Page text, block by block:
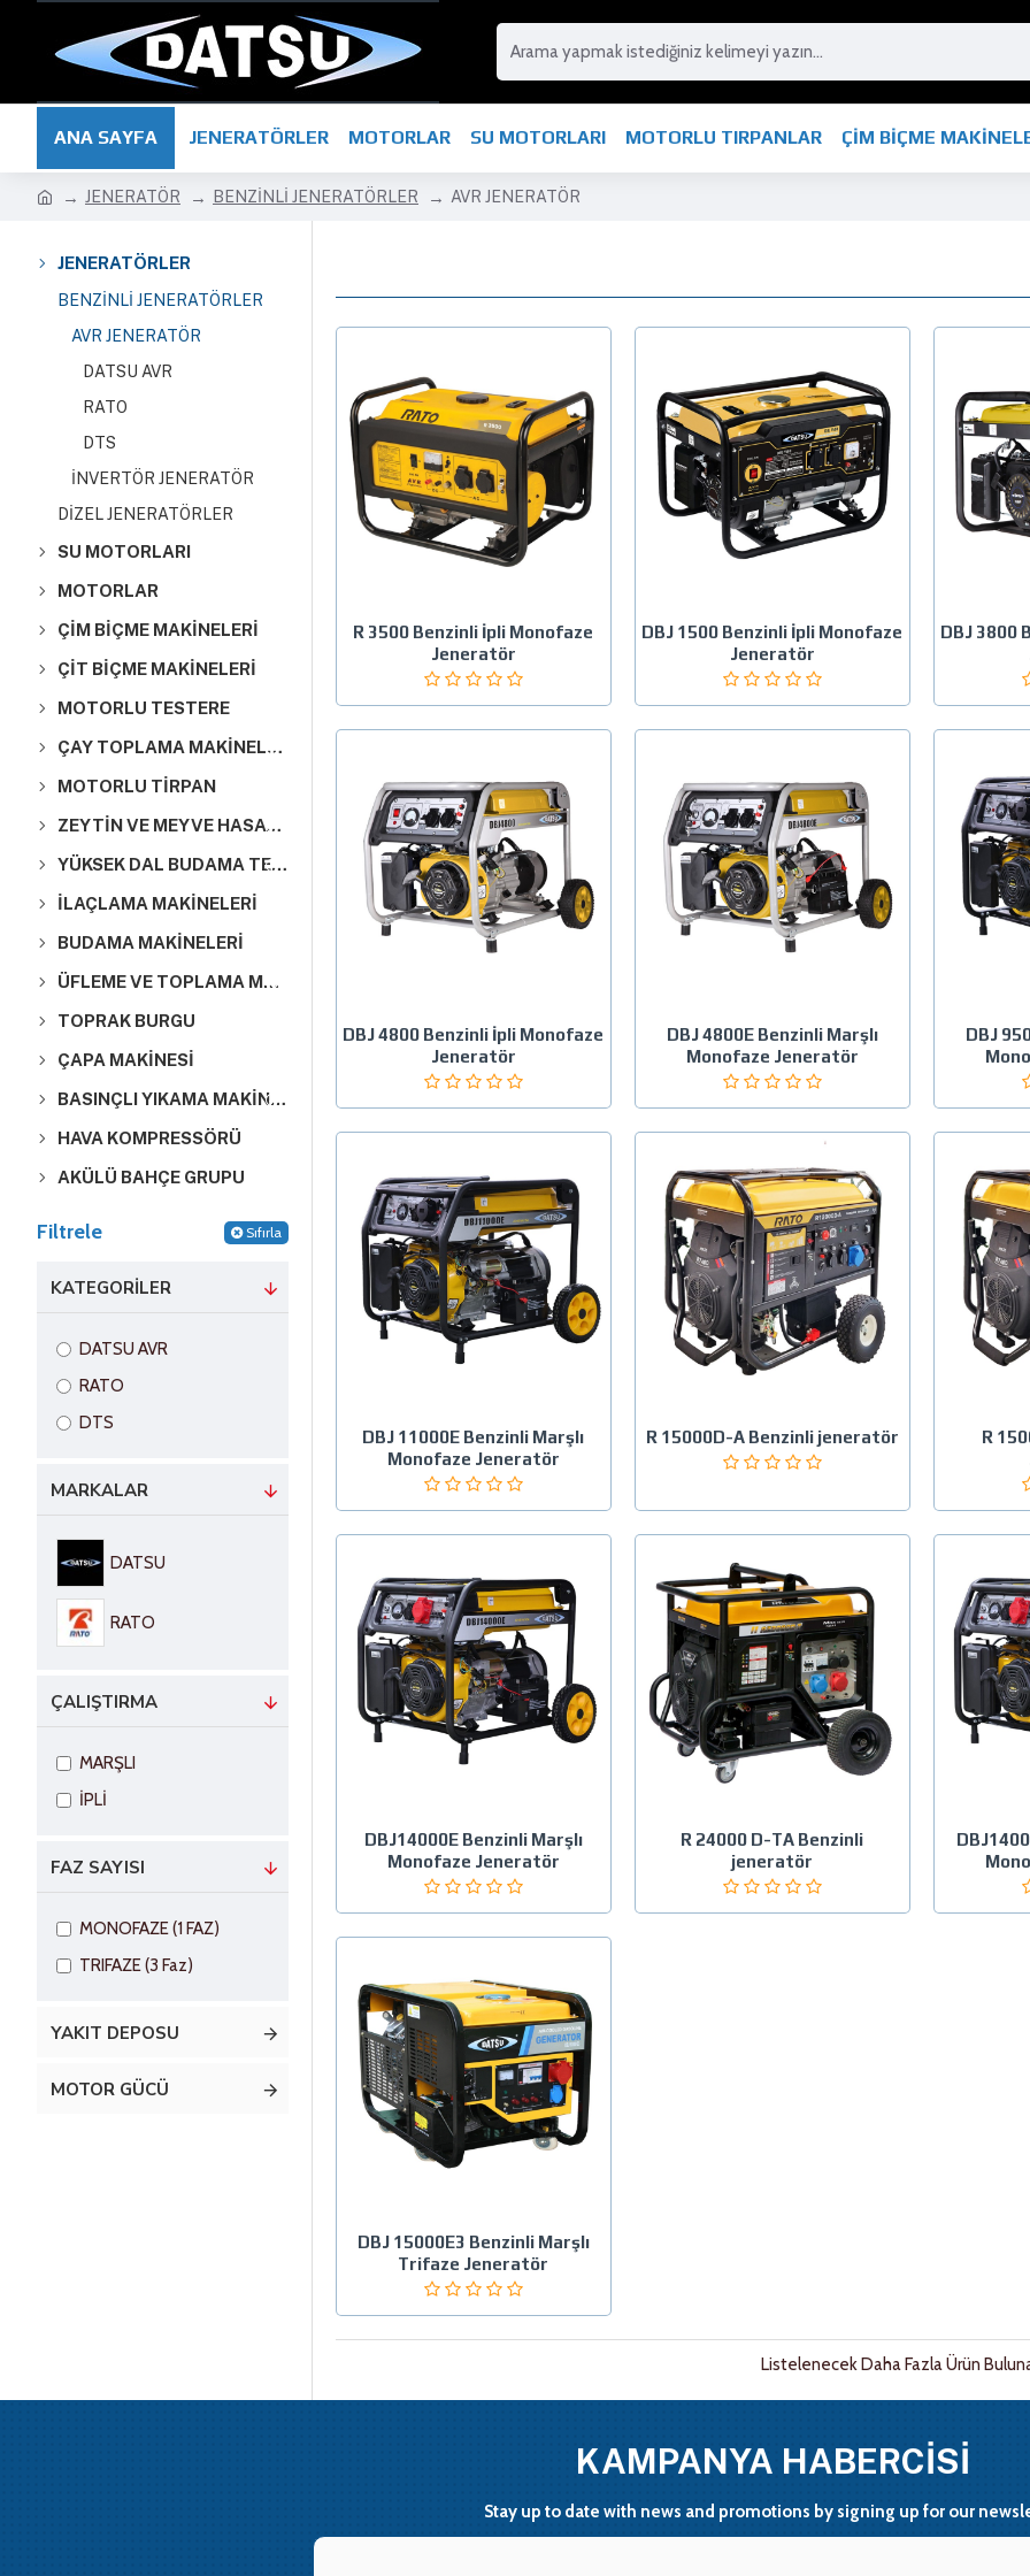
ANA SAYFA JENERATÖRLER MOTORLAR SU MOTORLARI MOTORLU TIRPANLAR ÇİM BİÇME
JENERATÖR BENZİNLİ JENERATÖRLER AVR JENERATÖR
JENERATÖRLER
BENZİNLİ JENERATÖRLER
AVR JENERATÖR
DATSU AVR
RATO
DTS
İNVERTÖR JENERATÖR
DİZEL JENERATÖRLER
SU MOTORLARI
MOTORLAR
ÇİM BİÇME MAKİNELERİ
ÇİT BİÇME MAKİNELERİ
MOTORLU TESTERE
ÇAY TOPLAMA MAKİNELERİ
MOTORLU TIRPAN
ZEYTİN VE MEYVE HASAT MAKİNALARI
YÜKSEK DAL BUDAMA TESTERELER
İLAÇLAMA MAKİNELERİ
BUDAMA MAKİNELERİ
ÜFLEME VE TOPLAMA MAKİNELERİ
TOPRAK BURGU
ÇAPA MAKİNESİ
BASINÇLI YIKAMA MAKİNESİ
HAVA KOMPRESSÖRÜ
AKÜLÜ BAHÇE GRUPU
Filtrele Sıfırla
KATEGORILER
DATSU AVR
RATO
DTS
MARKALAR
DATSU
RATO
YAKIT DEPOSU
MOTOR GÜCÜ
ÇALIŞTIRMA
MARŞLI
İPLİ
FAZ SAYISI
MONOFAZE (1 FAZ)
TRIFAZE (3 Faz)
R 3500 Benzinli İpli Monofaze
Jeneratör
DBJ 1500 Benzinli İpli Monofaze
Jeneratör
DBJ 3800
DBJ 4800 Benzinli İpli Monofaze
Jeneratör
DBJ 4800E Benzinli Marşlı
Monofaze Jeneratör
DBJ
DBJ 11000E Benzinli Marşlı
Monofaze Jeneratör
R 15000D-A Benzinli jeneratör
R
DBJ14000E Benzinli Marşlı
Monofaze Jeneratör
R 24000 D-TA Benzinli
jeneratör
DBJ 15000E3 Benzinli Marşlı
Trifaze Jeneratör
Listelenecek Daha Fazla Ürün
KAMPANYA HABERCİSİ
Stay up to date with news and promotions by signing up for our